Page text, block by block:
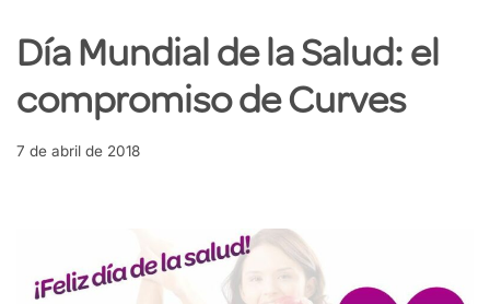
Día Mundial de la Salud: el
compromiso de Curves
7 de abril de 2018